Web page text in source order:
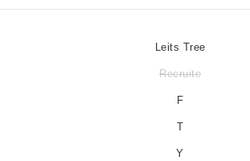
Leits Tree
Recruite
F
T
Y